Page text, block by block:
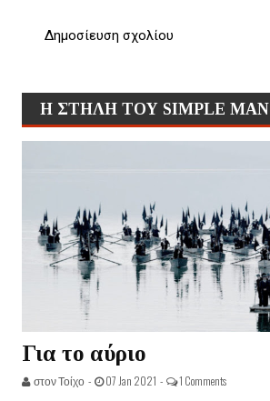
Δημοσίευση σχολίου
Η ΣΤΗΛΗ ΤΟΥ SIMPLE MAN
Για το αύριο
στον Τοίχο - 07 Jan 2021 - 1 Comments